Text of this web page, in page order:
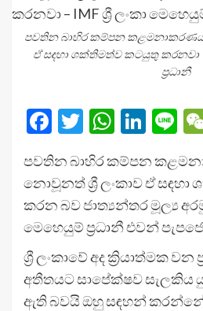
පවතින බාහිර කම්පන කළමනාකරණය
ඒ සඳහා ශක්තිමත්ව කටයුතු කරනවා
ප්‍රධානී
Facebook
Twitter
පවතින බාහිර කම්පන
නොවූනත් ශ්‍රී ලංකාව ඒ
කරන බව ජාත්‍යන්තර මූල්‍ය
මෙහෙයුම් ප්‍රධානී එවන්
ශ්‍රී ලංකාවේ අද ක්‍රියාත්මක වන
අතීතයට සාපේක්ෂව සැලකිය
ඇති බවයි ඔහු සඳහන්